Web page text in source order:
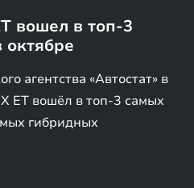
вошел в топ-3
октябре
агентства «Автостат» в
ET вошёл в топ-3 самых
гибридных